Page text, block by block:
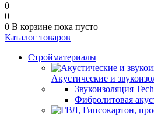
0
0
0 В корзине пока пусто
Каталог товаров
Стройматериалы
Акустические и
Звукоизоляция
Фибролитовая